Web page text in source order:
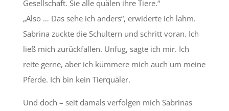
Gesellschaft. Sie alle quälen ihre Tiere.“
„Also … Das sehe ich anders“, erwiderte ich lahm.
Sabrina zuckte die Schultern und schritt voran. Ich
ließ mich zurückfallen. Unfug, sagte ich mir. Ich
reite gerne, aber ich kümmere mich auch um meine
Pferde. Ich bin kein Tierquäler.
Und doch – seit damals verfolgen mich Sabrinas